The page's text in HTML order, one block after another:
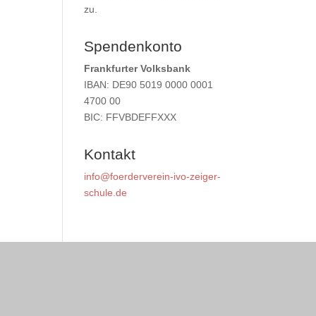
zu.
Spendenkonto
Frankfurter Volksbank
IBAN: DE90 5019 0000 0001
4700 00
BIC: FFVBDEFFXXX
Kontakt
info@foerderverein-ivo-zeiger-
schule.de